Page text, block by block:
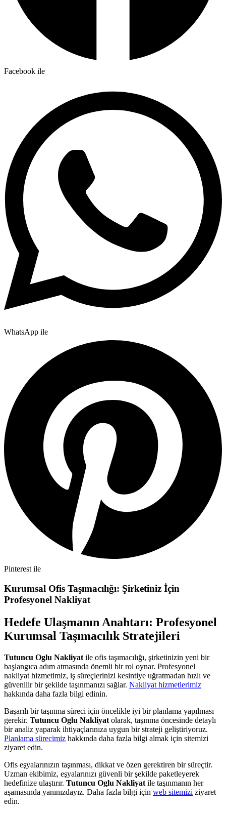
Facebook ile
WhatsApp ile
Pinterest ile
Kurumsal Ofis Taşımacılığı: Şirketiniz İçin
Profesyonel Nakliyat
Hedefe Ulaşmanın Anahtarı: Profesyonel
Kurumsal Taşımacılık Stratejileri
Tutuncu Oglu Nakliyat ile ofis taşımacılığı, şirketinizin yeni bir
başlangıca adım atmasında önemli bir rol oynar. Profesyonel
nakliyat hizmetimiz, iş süreçlerinizi kesintiye uğratmadan hızlı ve
güvenilir bir şekilde taşınmanızı sağlar. Nakliyat hizmetlerimiz
hakkında daha fazla bilgi edinin.
Başarılı bir taşınma süreci için öncelikle iyi bir planlama yapılması
gerekir. Tutuncu Oglu Nakliyat olarak, taşınma öncesinde detaylı
bir analiz yaparak ihtiyaçlarınıza uygun bir strateji geliştiriyoruz.
Planlama sürecimiz hakkında daha fazla bilgi almak için sitemizi
ziyaret edin.
Ofis eşyalarınızın taşınması, dikkat ve özen gerektiren bir süreçtir.
Uzman ekibimiz, eşyalarınızı güvenli bir şekilde paketleyerek
hedefinize ulaştırır. Tutuncu Oglu Nakliyat ile taşınmanın her
aşamasında yanınızdayız. Daha fazla bilgi için web sitemizi ziyaret
edin.